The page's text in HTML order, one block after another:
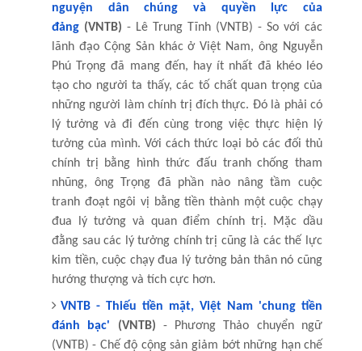
nguyện dân chúng và quyền lực của
đảng(VNTB) - Lê Trung Tĩnh (VNTB) - So với các
lãnh đạo Cộng Sản khác ở Việt Nam, ông Nguyễn
Phú Trọng đã mang đến, hay ít nhất đã khéo léo
tạo cho người ta thấy, các tố chất quan trọng của
những người làm chính trị đích thực. Đó là phải có
lý tưởng và đi đến cùng trong việc thực hiện lý
tưởng của mình. Với cách thức loại bỏ các đối thủ
chính trị bằng hình thức đấu tranh chống tham
nhũng, ông Trọng đã phần nào nâng tầm cuộc
tranh đoạt ngôi vị bằng tiền thành một cuộc chạy
đua lý tưởng và quan điểm chính trị. Mặc dầu
đằng sau các lý tưởng chính trị cũng là các thế lực
kim tiền, cuộc chạy đua lý tưởng bản thân nó cũng
hướng thượng và tích cực hơn.
VNTB - Thiếu tiền mặt, Việt Nam 'chung tiền
đánh bạc' (VNTB) - Phương Thảo chuyển ngữ
(VNTB) - Chế độ cộng sản giảm bớt những hạn chế